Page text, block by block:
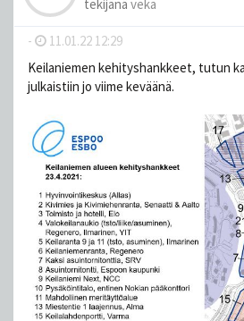
tekijänä veka
- 11.01.22 12:29
Keilaniemen kehityshankkeet, tutun
julkaistiin jo viime keväänä.